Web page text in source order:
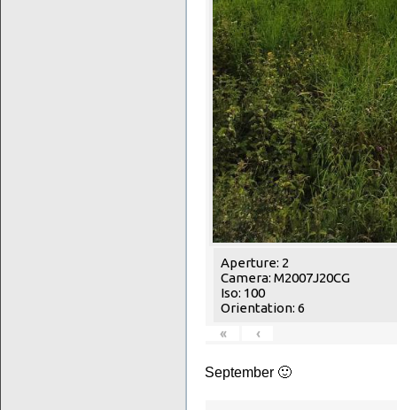
Aperture: 2
Camera: M2007J20CG
Iso: 100
Orientation: 6
«
‹
September 🙂